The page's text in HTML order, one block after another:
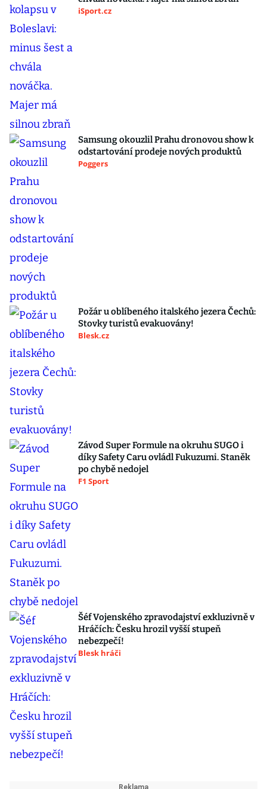
iSport.cz
Samsung okouzlil Prahu dronovou show k
odstartování prodeje nových produktů
Poggers
Požár u oblíbeného italského jezera Čechů:
Stovky turistů evakuovány!
Blesk.cz
Závod Super Formule na okruhu SUGO i
díky Safety Caru ovládl Fukuzumi. Staněk
po chybě nedojel
F1 Sport
Šéf Vojenského zpravodajství exkluzivně v
Hráčích: Česku hrozil vyšší stupeň
nebezpečí!
Blesk hráči